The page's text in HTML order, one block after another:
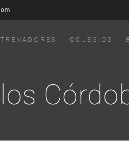
COLEGIOS